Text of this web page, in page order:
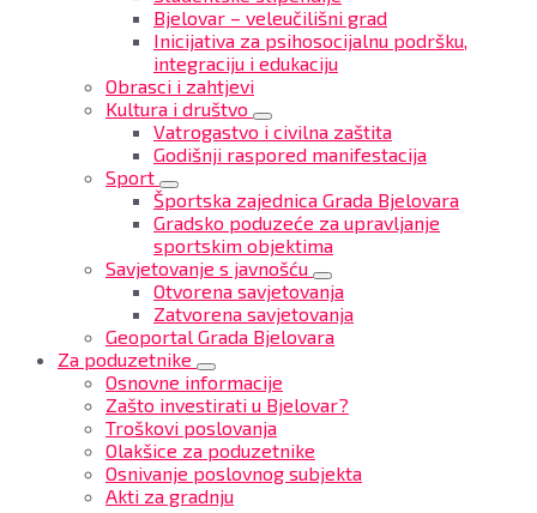
Bjelovar – veleučilišni grad
Inicijativa za psihosocijalnu podršku,
integraciju i edukaciju
Obrasci i zahtjevi
Kultura i društvo
Vatrogastvo i civilna zaštita
Godišnji raspored manifestacija
Sport
Športska zajednica Grada Bjelovara
Gradsko poduzeće za upravljanje
sportskim objektima
Savjetovanje s javnošću
Otvorena savjetovanja
Zatvorena savjetovanja
Geoportal Grada Bjelovara
Za poduzetnike
Osnovne informacije
Zašto investirati u Bjelovar?
Troškovi poslovanja
Olakšice za poduzetnike
Osnivanje poslovnog subjekta
Akti za gradnju